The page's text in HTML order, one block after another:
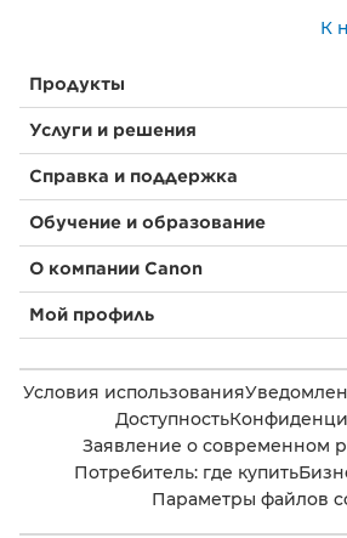
К
Продукты
Услуги и решения
Справка и поддержка
Обучение и образование
О компании Canon
Мой профиль
Условия использования
Доступность
Заявление о современном
Потребитель: где купить
Параметры файлов